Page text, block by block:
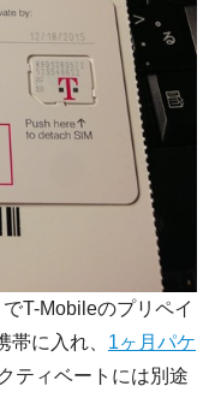
T-Mobileのプリペイ
帯に入れ、 1ヶ月パケ
ティベートには別途